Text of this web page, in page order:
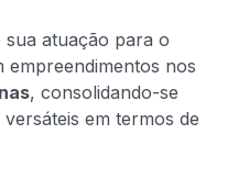
sua atuação para o
empreendimentos nos
, consolidando-se
em termos de